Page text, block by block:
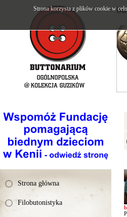
Strona główna
Filobutonistyka
Strona korzysta z plików cookie w